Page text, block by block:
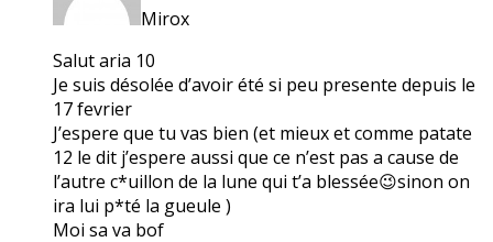
Mirox
Salut aria 10
Je suis désolée d’avoir été si peu presente depuis le
17 fevrier
J’espere que tu vas bien (et mieux et comme patate
12 le dit j’espere aussi que ce n’est pas a cause de
l’autre c*uillon de la lune qui t’a blessée😉sinon on
ira lui p*té la gueule )
Moi sa va bof